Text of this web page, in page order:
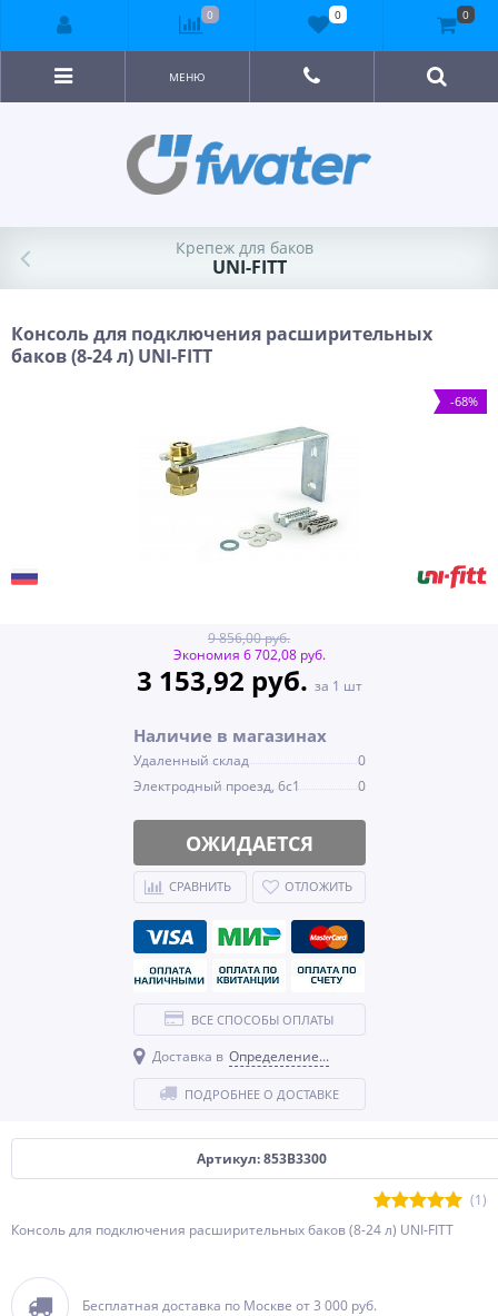
МЕНЮ
Крепеж для баков
UNI-FITT
Консоль для подключения расширительных
баков (8-24 л) UNI-FITT
-68%
Артикул: 853B3300
(1)
Консоль для подключения расширительных баков (8-24 л) UNI-FITT
Бесплатная доставка по Москве от 3 000 руб.
9 856,00 руб.
Экономия 6 702,08 руб.
3 153,92 руб. за 1 шт
Наличие в магазинах
Удаленный склад
0
Электродный проезд, 6с1
0
ОЖИДАЕТСЯ
СРАВНИТЬ ОТЛОЖИТЬ
ВСЕ СПОСОБЫ ОПЛАТЫ
Доставка в Определение...
ПОДРОБНЕЕ О ДОСТАВКЕ
0 0 0